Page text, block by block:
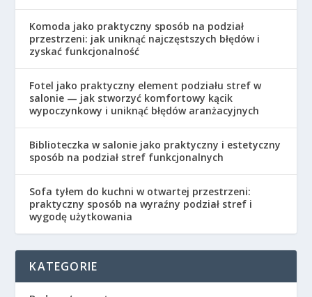
Komoda jako praktyczny sposób na podział
przestrzeni: jak uniknąć najczęstszych błędów i
zyskać funkcjonalność
Fotel jako praktyczny element podziału stref w
salonie — jak stworzyć komfortowy kącik
wypoczynkowy i uniknąć błędów aranżacyjnych
Biblioteczka w salonie jako praktyczny i estetyczny
sposób na podział stref funkcjonalnych
Sofa tyłem do kuchni w otwartej przestrzeni:
praktyczny sposób na wyraźny podział stref i
wygodę użytkowania
KATEGORIE